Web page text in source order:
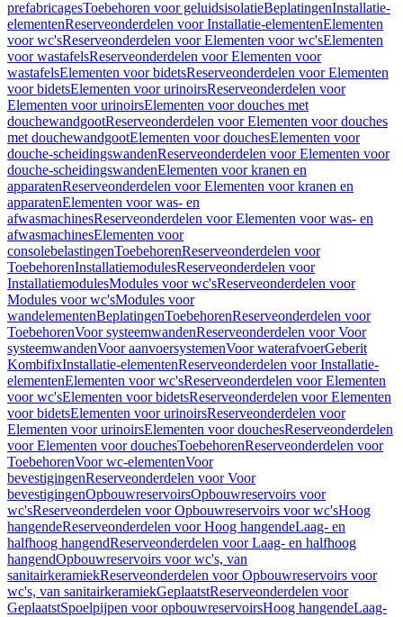
prefabricagesToebehoren voor geluidsisolatieBeplatingenInstallatie-
elementenReserveonderdelen voor Installatie-elementenElementen
voor wc'sReserveonderdelen voor Elementen voor wc'sElementen
voor wastafelsReserveonderdelen voor Elementen voor
wastafelsElementen voor bidetsReserveonderdelen voor Elementen
voor bidetsElementen voor urinoirsReserveonderdelen voor
Elementen voor urinoirsElementen voor douches met
douchewandgootReserveonderdelen voor Elementen voor douches
met douchewandgootElementen voor douchesElementen voor
douche-scheidingswandenReserveonderdelen voor Elementen voor
douche-scheidingswandenElementen voor kranen en
apparatenReserveonderdelen voor Elementen voor kranen en
apparatenElementen voor was- en
afwasmachinesReserveonderdelen voor Elementen voor was- en
afwasmachinesElementen voor
consolebelastingenToebehorenReserveonderdelen voor
ToebehorenInstallatiemodulesReserveonderdelen voor
InstallatiemodulesModules voor wc'sReserveonderdelen voor
Modules voor wc'sModules voor
wandelementenBeplatingenToebehorenReserveonderdelen voor
ToebehorenVoor systeemwandenReserveonderdelen voor Voor
systeemwandenVoor aanvoersystemenVoor waterafvoerGeberit
KombifixInstallatie-elementenReserveonderdelen voor Installatie-
elementenElementen voor wc'sReserveonderdelen voor Elementen
voor wc'sElementen voor bidetsReserveonderdelen voor Elementen
voor bidetsElementen voor urinoirsReserveonderdelen voor
Elementen voor urinoirsElementen voor douchesReserveonderdelen
voor Elementen voor douchesToebehorenReserveonderdelen voor
ToebehorenVoor wc-elementenVoor
bevestigingenReserveonderdelen voor Voor
bevestigingenOpbouwreservoirsOpbouwreservoirs voor
wc'sReserveonderdelen voor Opbouwreservoirs voor wc'sHoog
hangendeReserveonderdelen voor Hoog hangendeLaag- en
halfhoog hangendReserveonderdelen voor Laag- en halfhoog
hangendOpbouwreservoirs voor wc's, van
sanitairkeramiekReserveonderdelen voor Opbouwreservoirs voor
wc's, van sanitairkeramiekGeplaatstReserveonderdelen voor
GeplaatstSpoelpijpen voor opbouwreservoirsHoog hangendeLaag-